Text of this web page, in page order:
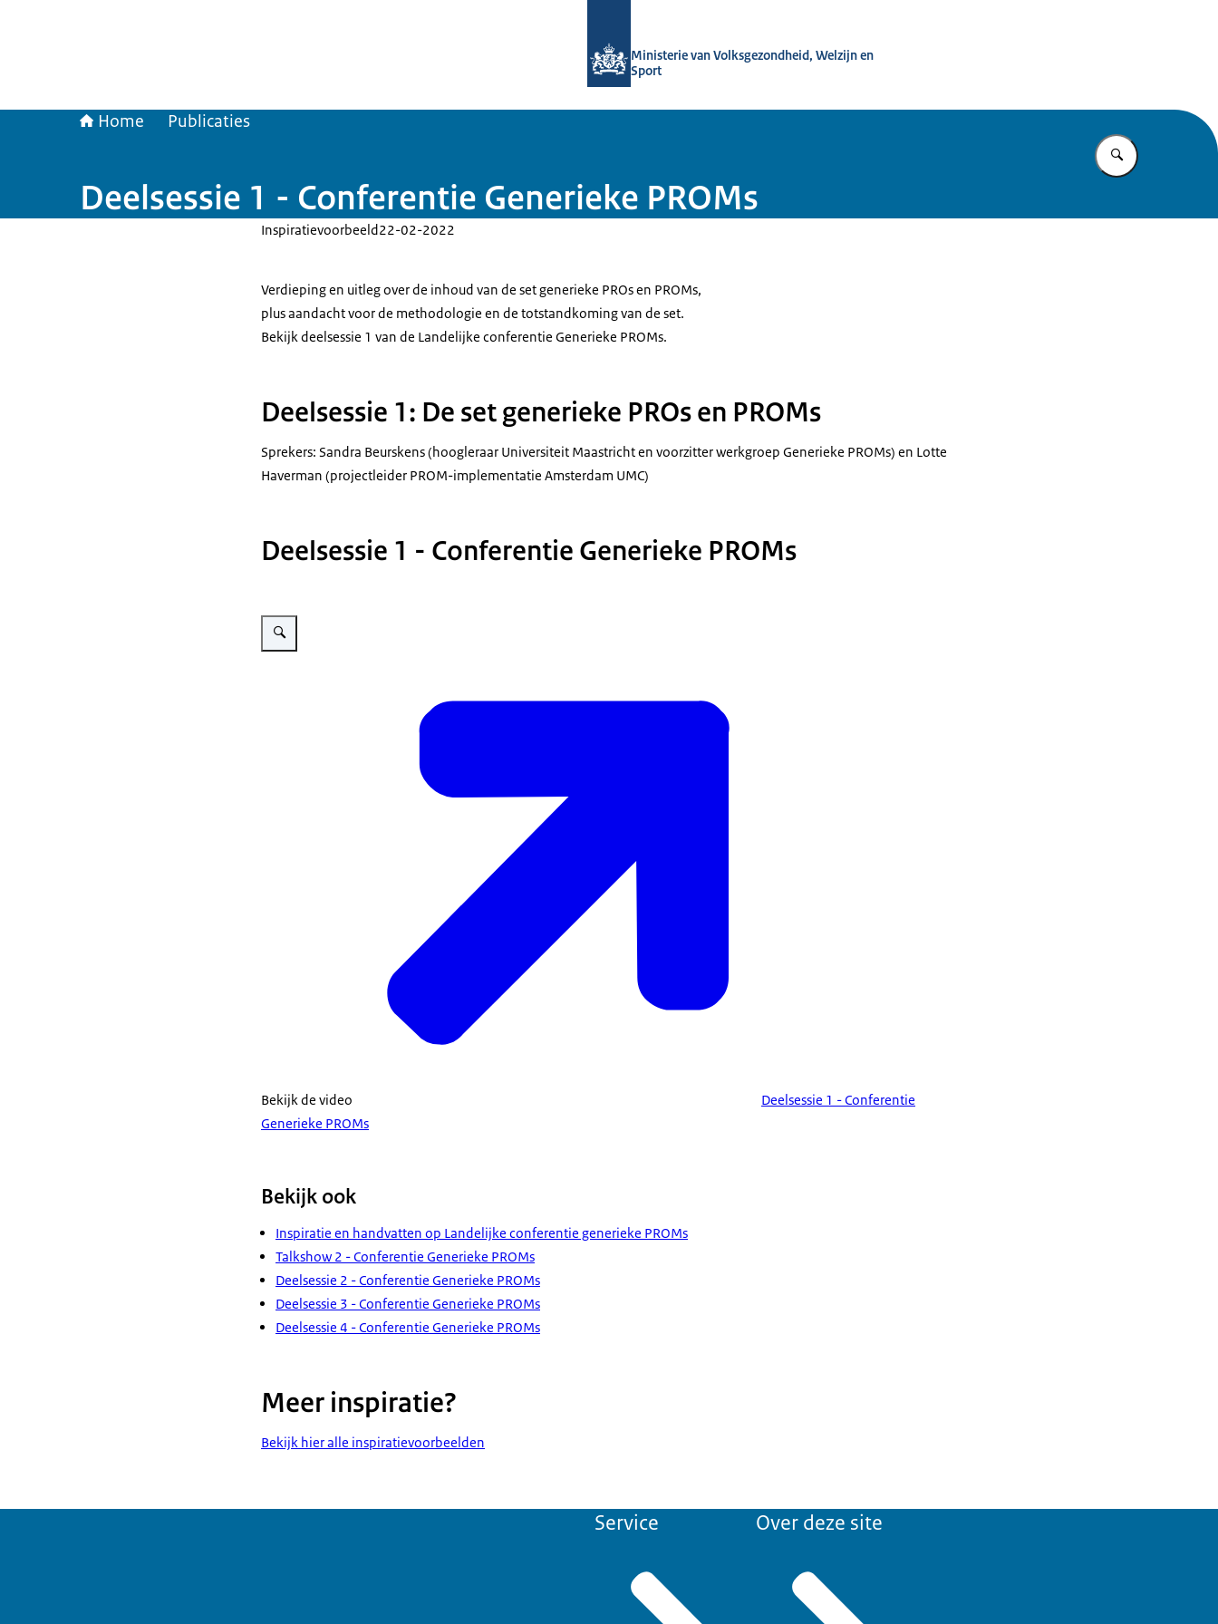
Ministerie van Volksgezondheid, Welzijn en
Sport
Home Publicaties
Vul in wat u
Deelsessie 1 - Conferentie Generieke PROMs
Inspiratievoorbeeld22-02-2022
Verdieping en uitleg over de inhoud van de set generieke PROs en PROMs,
plus aandacht voor de methodologie en de totstandkoming van de set.
Bekijk deelsessie 1 van de Landelijke conferentie Generieke PROMs.
Deelsessie 1: De set generieke PROs en PROMs
Sprekers: Sandra Beurskens (hoogleraar Universiteit Maastricht en voorzitter werkgroep Generieke PROMs) en Lotte
Haverman (projectleider PROM-implementatie Amsterdam UMC)
Deelsessie 1 - Conferentie Generieke PROMs
Vergroot afbeelding Deelsessie 1 - Conferentie Generieke PROMs
Bekijk de video
Deelsessie 1 - Conferentie
Generieke PROMs
Bekijk ook
Inspiratie en handvatten op Landelijke conferentie generieke PROMs
Talkshow 2 - Conferentie Generieke PROMs
Deelsessie 2 - Conferentie Generieke PROMs
Deelsessie 3 - Conferentie Generieke PROMs
Deelsessie 4 - Conferentie Generieke PROMs
Meer inspiratie?
Bekijk hier alle inspiratievoorbeelden
Service Over deze site